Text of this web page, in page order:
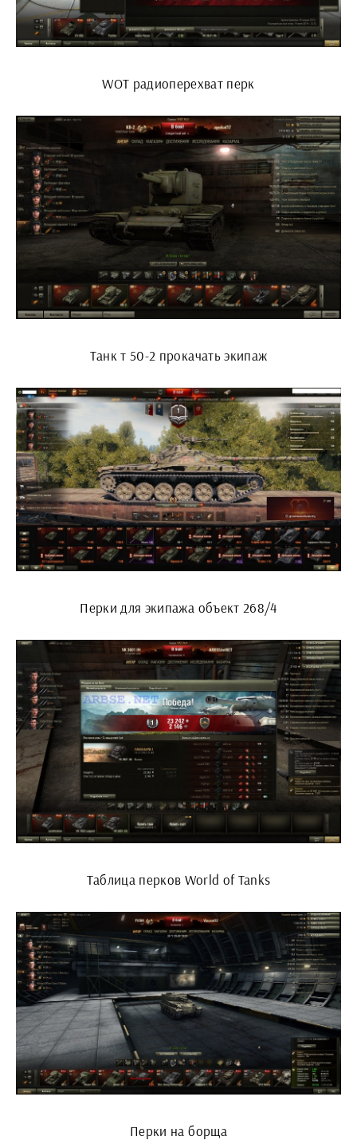
WOT радиоперехват перк
Танк т 50-2 прокачать экипаж
Перки для экипажа объект 268/4
Таблица перков World of Tanks
Перки на борща